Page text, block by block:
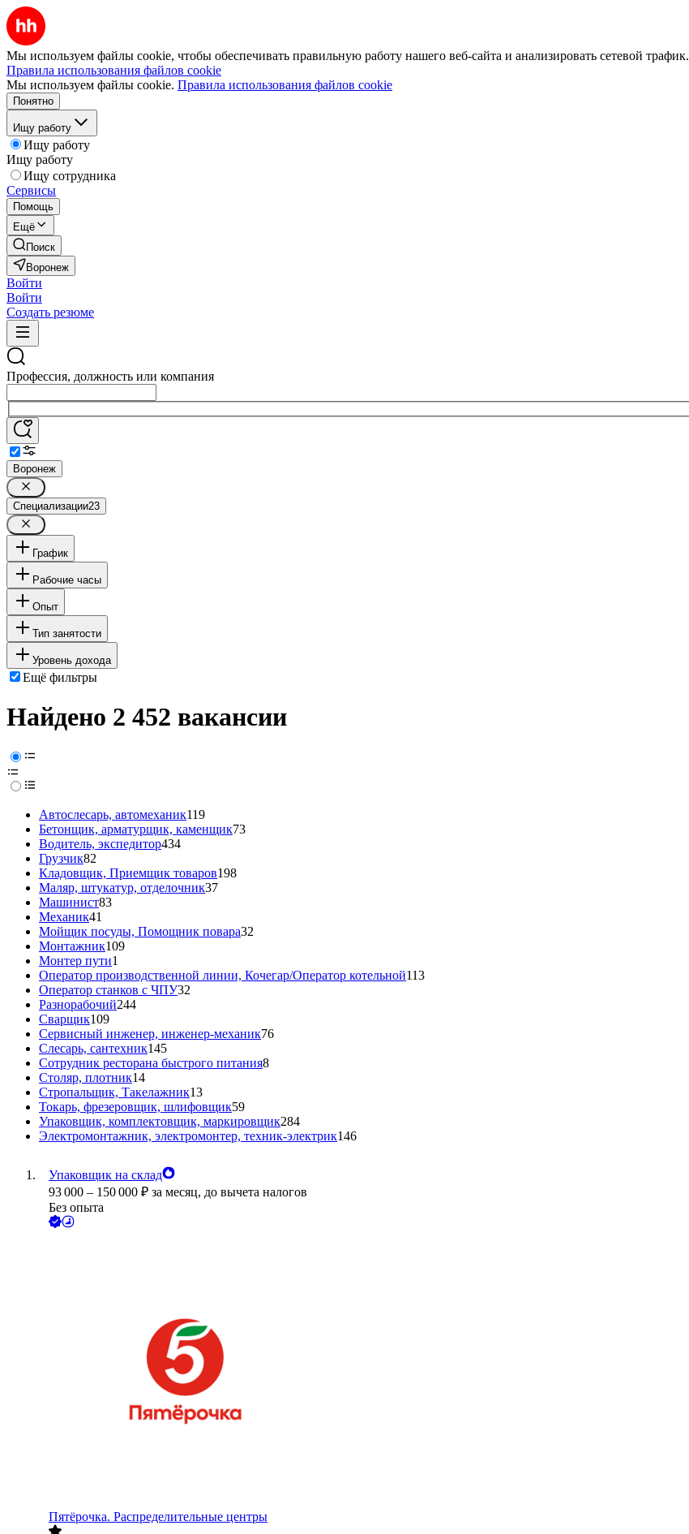
Мы используем файлы cookie, чтобы обеспечивать правильную работу нашего веб-сайта и анализировать сетевой трафик.
Правила использования файлов cookie
Мы используем файлы cookie. Правила использования файлов cookie
Понятно
Ищу работу
Ищу работу
Ищу работу
Ищу сотрудника
Сервисы
Помощь
Ещё
Поиск
Воронеж
Войти
Войти
Создать резюме
Профессия, должность или компания
Воронеж
Специализации23
График
Рабочие часы
Опыт
Тип занятости
Уровень дохода
Ещё фильтры
Найдено 2 452 вакансии
Автослесарь, автомеханик119
Бетонщик, арматурщик, каменщик73
Водитель, экспедитор434
Грузчик82
Кладовщик, Приемщик товаров198
Маляр, штукатур, отделочник37
Машинист83
Механик41
Мойщик посуды, Помощник повара32
Монтажник109
Монтер пути1
Оператор производственной линии, Кочегар/Оператор котельной113
Оператор станков с ЧПУ32
Разнорабочий244
Сварщик109
Сервисный инженер, инженер-механик76
Слесарь, сантехник145
Сотрудник ресторана быстрого питания8
Столяр, плотник14
Стропальщик, Такелажник13
Токарь, фрезеровщик, шлифовщик59
Упаковщик, комплектовщик, маркировщик284
Электромонтажник, электромонтер, техник-электрик146
Упаковщик на склад
93 000 – 150 000 ₽ за месяц, до вычета налогов
Без опыта
Пятёрочка. Распределительные центры